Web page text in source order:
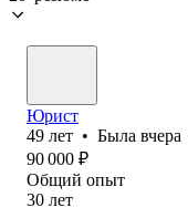
Юрист
49 лет • Была вчера
90 000 ₽
Общий опыт
30 лет